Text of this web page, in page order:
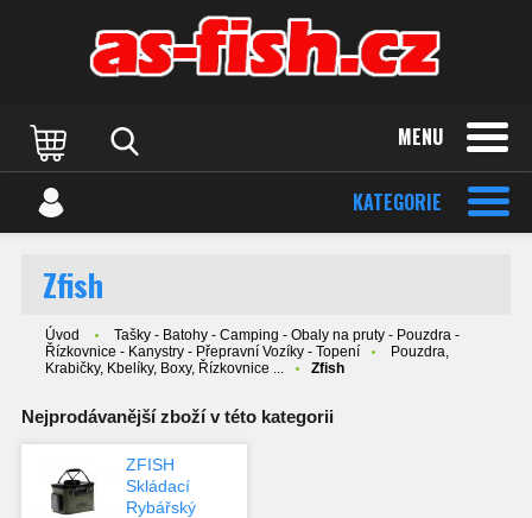
MENU
KATEGORIE
Zfish
Úvod
Tašky - Batohy - Camping - Obaly na pruty - Pouzdra -
Řízkovnice - Kanystry - Přepravní Vozíky - Topení
Pouzdra,
Krabičky, Kbelíky, Boxy, Řízkovnice ...
Zfish
Nejprodávanější zboží v této kategorii
ZFISH
Skládací
Rybářský